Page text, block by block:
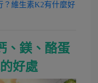
？維生素K2有什麼好
、鎂、酪蛋
好處